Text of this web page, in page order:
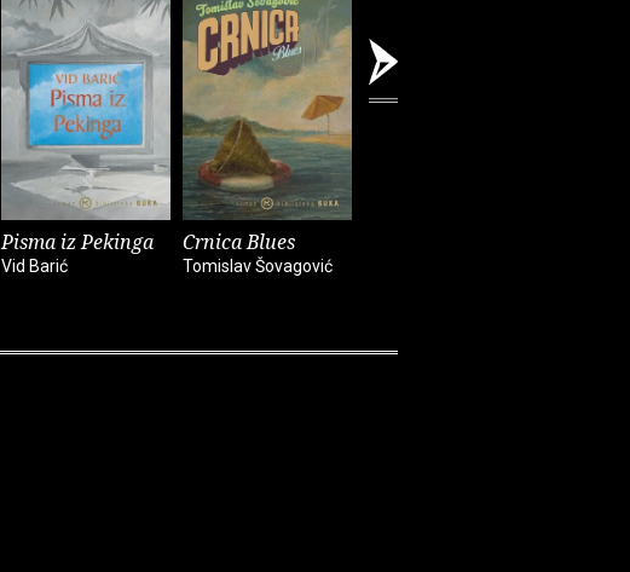
Pisma iz Pekinga
Vid Barić
Crnica Blues
Tomislav Šovagović